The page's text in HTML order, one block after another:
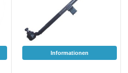
Informationen